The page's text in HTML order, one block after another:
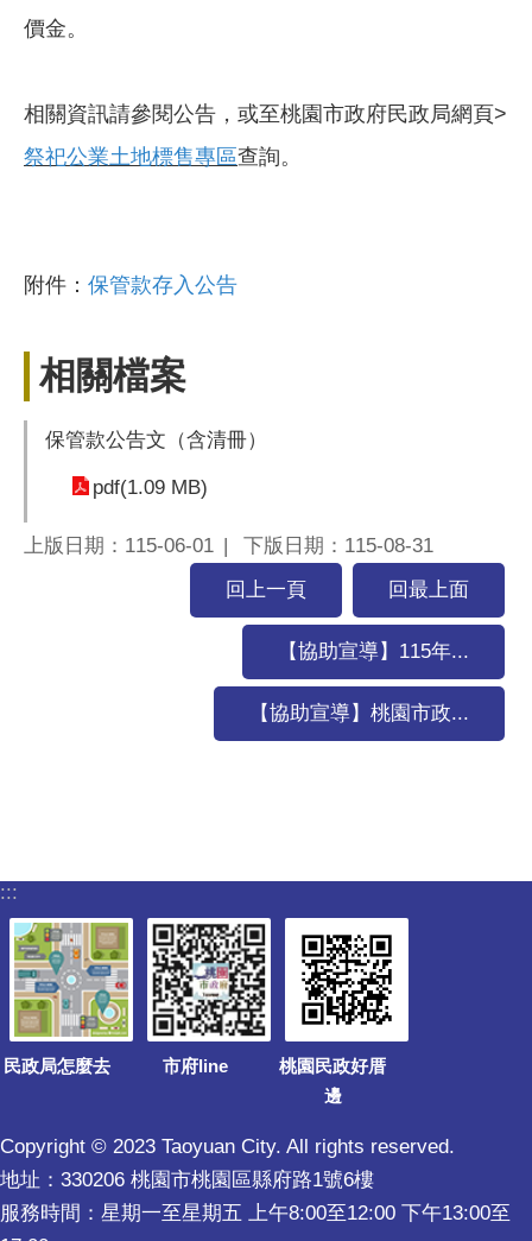
價金。
相關資訊請參閱公告，或至桃園市政府民政局網頁>
祭祀公業土地標售專區查詢。
附件： 保管款存入公告
相關檔案
保管款公告文（含清冊）
pdf(1.09 MB)
上版日期：115-06-01
下版日期：115-08-31
回上一頁
回最上面
【協助宣導】115年...
【協助宣導】桃園市政...
:::
民政局怎麼去 市府line
桃園民政好厝
邊
Copyright © 2023 Taoyuan City. All rights reserved.
地址：330206 桃園市桃園區縣府路1號6樓
服務時間：星期一至星期五 上午8:00至12:00 下午13:00至